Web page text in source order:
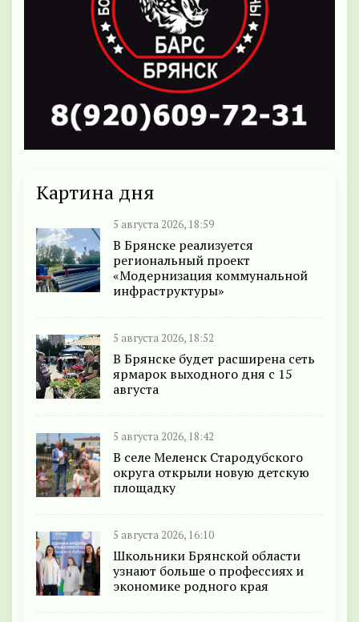
Картина дня
5 августа 2026, 18:59
В Брянске реализуется
региональный проект
«Модернизация коммунальной
инфраструктуры»
5 августа 2026, 18:52
В Брянске будет расширена сеть
ярмарок выходного дня с 15
августа
5 августа 2026, 18:42
В селе Меленск Стародубского
округа открыли новую детскую
площадку
5 августа 2026, 16:10
Школьники Брянской области
узнают больше о профессиях и
экономике родного края